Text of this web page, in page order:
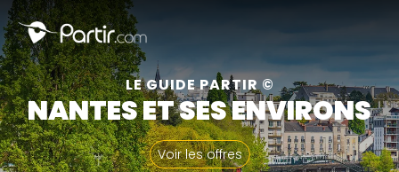
LE GUIDE PARTIR ©
NANTES ET SES ENVIRONS
Voir les offres
📍 Destinations populaires